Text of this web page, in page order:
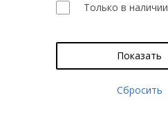
Только в наличии
Показать
Сбросить